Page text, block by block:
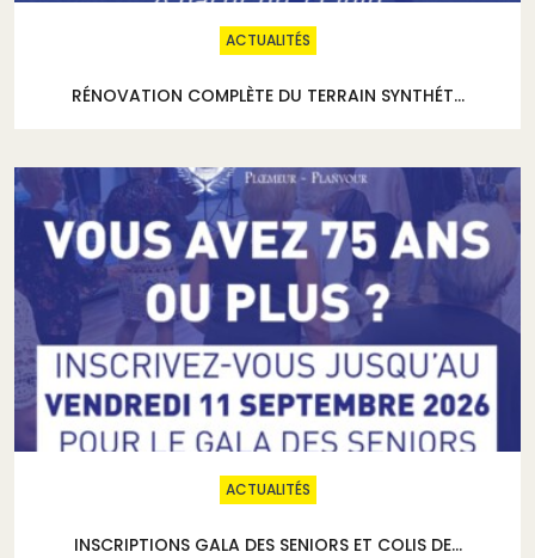
ACTUALITÉS
RÉNOVATION COMPLÈTE DU TERRAIN SYNTHÉT...
ACTUALITÉS
INSCRIPTIONS GALA DES SENIORS ET COLIS DE...